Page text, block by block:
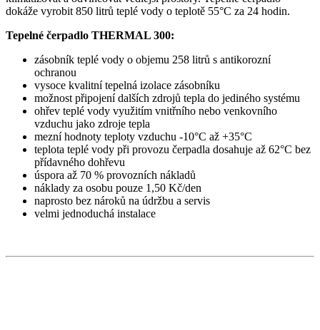
dokáže vyrobit 850 litrů teplé vody o teplotě 55°C za 24 hodin.
Tepelné čerpadlo THERMAL 300:
zásobník teplé vody o objemu 258 litrů s antikorozní
ochranou
vysoce kvalitní tepelná izolace zásobníku
možnost připojení dalších zdrojů tepla do jediného systému
ohřev teplé vody využitím vnitřního nebo venkovního
vzduchu jako zdroje tepla
mezní hodnoty teploty vzduchu -10°C až +35°C
teplota teplé vody při provozu čerpadla dosahuje až 62°C bez
přídavného dohřevu
úspora až 70 % provozních nákladů
náklady za osobu pouze 1,50 Kč/den
naprosto bez nároků na údržbu a servis
velmi jednoduchá instalace